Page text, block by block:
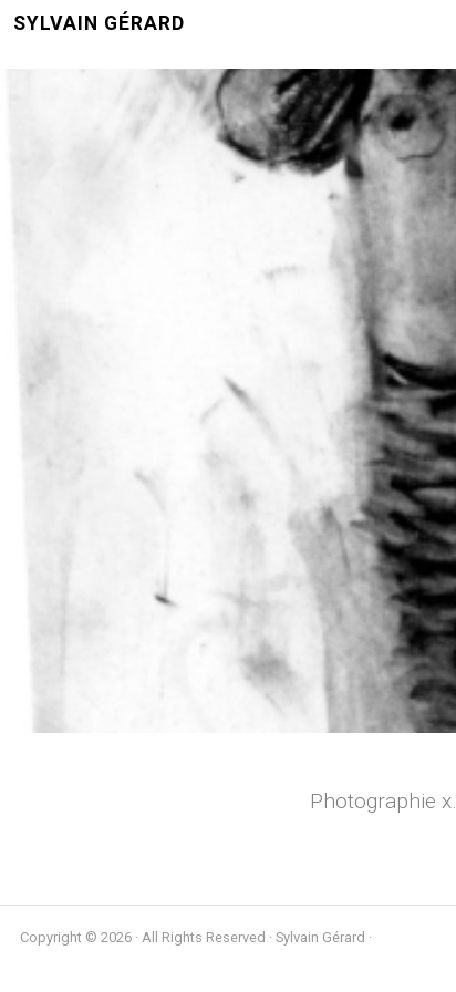
SYLVAIN GÉRARD
Photographie x.
Copyright © 2026 · All Rights Reserved · Sylvain Gérard ·